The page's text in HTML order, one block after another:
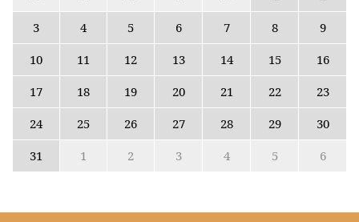
3
4 5 6 7 8
9
10
11 12 13 14 15
16
17
18 19 20 21 22
23
24
25 26 27 28 29
30
31
1 2 3 4 5 6